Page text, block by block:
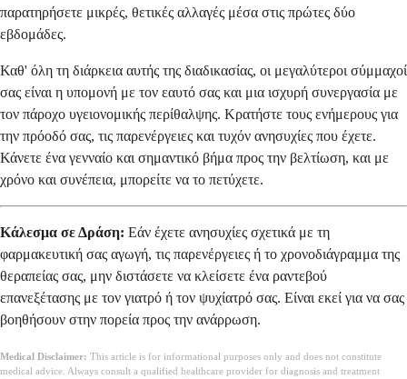
παρατηρήσετε μικρές, θετικές αλλαγές μέσα στις πρώτες δύο
εβδομάδες.
Καθ' όλη τη διάρκεια αυτής της διαδικασίας, οι μεγαλύτεροι σύμμαχοί
σας είναι η υπομονή με τον εαυτό σας και μια ισχυρή συνεργασία με
τον πάροχο υγειονομικής περίθαλψης. Κρατήστε τους ενήμερους για
την πρόοδό σας, τις παρενέργειες και τυχόν ανησυχίες που έχετε.
Κάνετε ένα γενναίο και σημαντικό βήμα προς την βελτίωση, και με
χρόνο και συνέπεια, μπορείτε να το πετύχετε.
Κάλεσμα σε Δράση: Εάν έχετε ανησυχίες σχετικά με τη
φαρμακευτική σας αγωγή, τις παρενέργειες ή το χρονοδιάγραμμα της
θεραπείας σας, μην διστάσετε να κλείσετε ένα ραντεβού
επανεξέτασης με τον γιατρό ή τον ψυχίατρό σας. Είναι εκεί για να σας
βοηθήσουν στην πορεία προς την ανάρρωση.
Medical Disclaimer: This article is for informational purposes only and does not constitute
medical advice. Always consult a qualified healthcare provider for diagnosis and treatment